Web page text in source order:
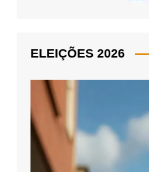
ELEIÇÕES 2026